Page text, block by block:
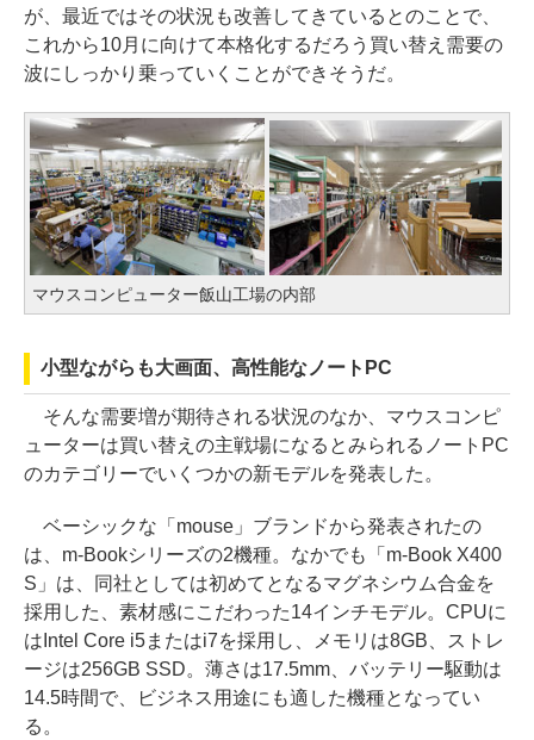
が、最近ではその状況も改善してきているとのことで、
これから10月に向けて本格化するだろう買い替え需要の
波にしっかり乗っていくことができそうだ。
マウスコンピューター飯山工場の内部
小型ながらも大画面、高性能なノートPC
そんな需要増が期待される状況のなか、マウスコンピ
ューターは買い替えの主戦場になるとみられるノートPC
のカテゴリーでいくつかの新モデルを発表した。
ベーシックな「mouse」ブランドから発表されたの
は、m-Bookシリーズの2機種。なかでも「m-Book X400
S」は、同社としては初めてとなるマグネシウム合金を
採用した、素材感にこだわった14インチモデル。CPUに
はIntel Core i5またはi7を採用し、メモリは8GB、ストレ
ージは256GB SSD。薄さは17.5mm、バッテリー駆動は
14.5時間で、ビジネス用途にも適した機種となってい
る。